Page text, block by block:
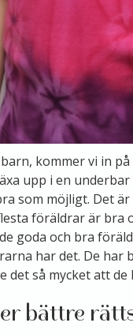
kommer vi in
upp i en
som möjligt. Det
föräldrar är bra
goda och bra
har det. De har
det så mycket att
bättre